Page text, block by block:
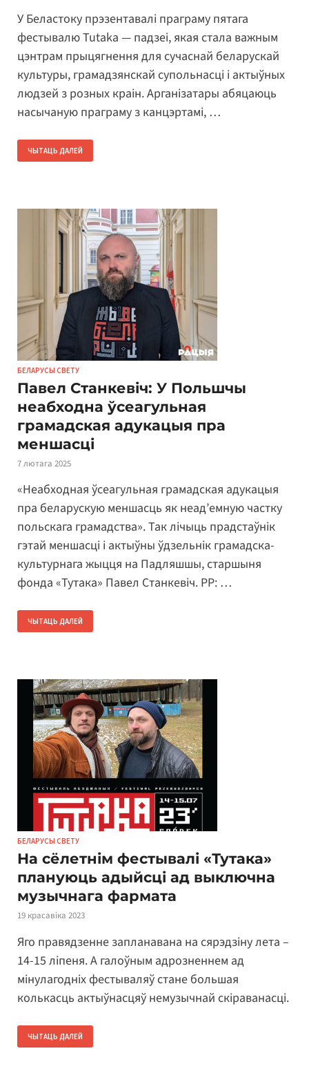
У Беластоку прэзентавалі праграму пятага
фестывалю Tutaka — падзеі, якая стала важным
цэнтрам прыцягнення для сучаснай беларускай
культуры, грамадзянскай супольнасці і актыўных
людзей з розных краін. Арганізатары абяцаюць
насычаную праграму з канцэртамі, …
ЧЫТАЦЬ ДАЛЕЙ
БЕЛАРУСЫ СВЕТУ
Павел Станкевіч: У Польшчы
неабходна ўсеагульная
грамадская адукацыя пра
меншасці
7 лютага 2025
«Неабходная ўсеагульная грамадская адукацыя
пра беларускую меншасць як неад’емную частку
польскага грамадства». Так лічыць прадстаўнік
гэтай меншасці і актыўны ўдзельнік грамадска-
культурнага жыцця на Падляшшы, старшыня
фонда «Тутака» Павел Станкевіч. РР: …
ЧЫТАЦЬ ДАЛЕЙ
БЕЛАРУСЫ СВЕТУ
На сёлетнім фестывалі «Тутака»
плануюць адыйсці ад выключна
музычнага фармата
19 красавіка 2023
Яго правядзенне запланавана на сярэдзіну лета –
14-15 ліпеня. А галоўным адрозненнем ад
мінулагодніх фестываляў стане большая
колькасць актыўнасцяў немузычнай скіраванасці.
ЧЫТАЦЬ ДАЛЕЙ